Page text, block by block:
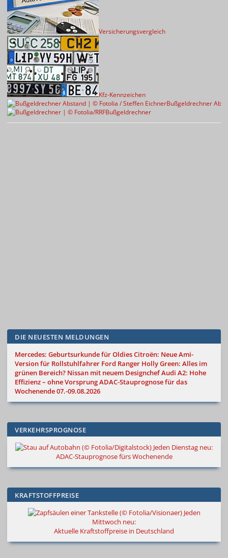
Versicherungsvergleich
Kfz-Kennzeichen
Bußgeldrechner
Bußgeldrechner
DIE NEUESTEN MELDUNGEN
Mercedes: Geburtsurkunde für OldiesCitroën: Neue Ami-
Version für Rollstuhlfahrer Ford Ranger Holly Green: Alles im
grünen Bereich? Nissan mit neuem DesignchefAudi A2: Hohe
Effizienz – ohne VorsprungADAC-Stauprognose für das
Wochenende 07.-09.08.2026
VERKEHRSPROGNOSE
Jeden Dienstag neu:
ADAC-Stauprognose fürs Wochenende
KRAFTSTOFFPREISE
Jeden
Mittwoch neu:
Aktuelle Kraftstoffpreise in Deutschland